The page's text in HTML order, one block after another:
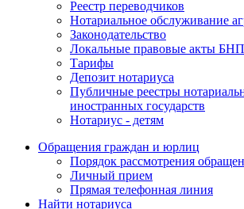
Реестр переводчиков
Нотариальное обслуживание
Законодательство
Локальные правовые акты БНП
Тарифы
Депозит нотариуса
Публичные реестры
иностранных государств
Нотариус - детям
Обращения граждан и юрлиц
Порядок рассмотрения
Личный прием
Прямая телефонная линия
Найти нотариуса